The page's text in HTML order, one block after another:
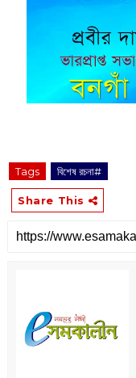
Tags বিশেষ রচনা#
Share This